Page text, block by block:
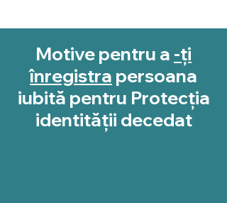
Motive pentru a -ți
înregistra persoana
iubită pentru Protecția
identității decedat